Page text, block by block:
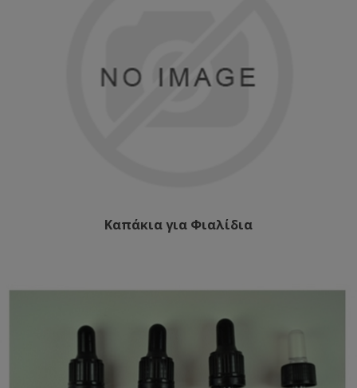
Καπάκια για Φιαλίδια